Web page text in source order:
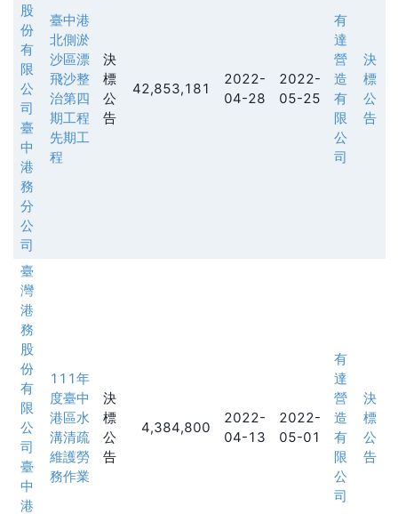
股
份
有
限
公
司
臺
中
港
務
分
公
司
臺中港
北側淤
沙區漂
飛沙整
治第四
期工程
先期工
程
決
標
公
告
42,853,181
2022-
04-28
2022-
05-25
有
達
營
造
有
限
公
司
決
標
公
告
臺
灣
港
務
股
份
有
限
公
司
臺
中
港
111年
度臺中
港區水
溝清疏
維護勞
務作業
決
標
公
告
4,384,800
2022-
04-13
2022-
05-01
有
達
營
造
有
限
公
司
決
標
公
告